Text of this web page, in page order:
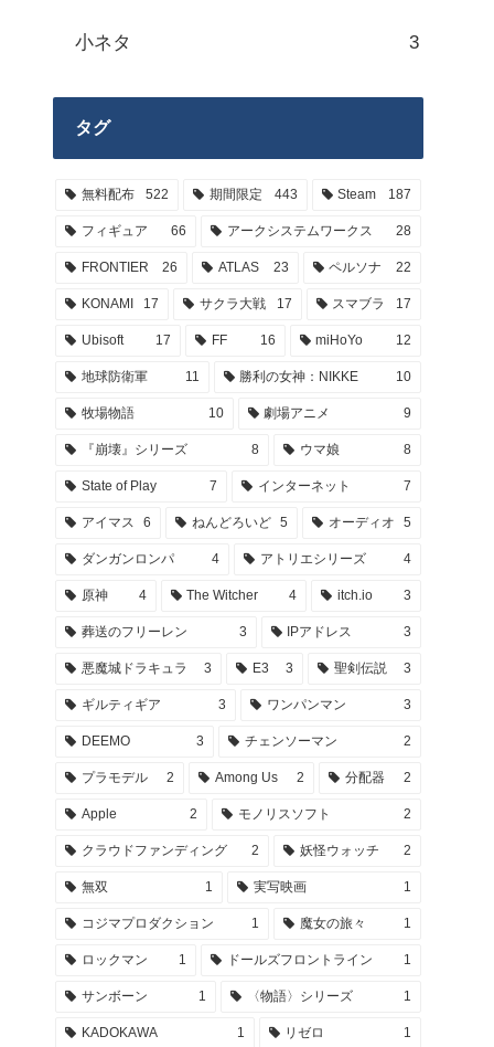
小ネタ 3
タグ
無料配布 522 期間限定 443 Steam 187
フィギュア 66 アークシステムワークス 28
FRONTIER 26 ATLAS 23 ペルソナ 22
KONAMI 17 サクラ大戦 17 スマブラ 17
Ubisoft 17 FF 16 miHoYo 12
地球防衛軍 11 勝利の女神：NIKKE 10
牧場物語 10 劇場アニメ 9
『崩壊』シリーズ 8 ウマ娘 8
State of Play 7 インターネット 7
アイマス 6 ねんどろいど 5 オーディオ 5
ダンガンロンパ 4 アトリエシリーズ 4
原神 4 The Witcher 4 itch.io 3
葬送のフリーレン 3 IPアドレス 3
悪魔城ドラキュラ 3 E3 3 聖剣伝説 3
ギルティギア 3 ワンパンマン 3
DEEMO 3 チェンソーマン 2
プラモデル 2 Among Us 2 分配器 2
Apple 2 モノリスソフト 2
クラウドファンディング 2 妖怪ウォッチ 2
無双 1 実写映画 1
コジマプロダクション 1 魔女の旅々 1
ロックマン 1 ドールズフロントライン 1
サンボーン 1 〈物語〉シリーズ 1
KADOKAWA 1 リゼロ 1